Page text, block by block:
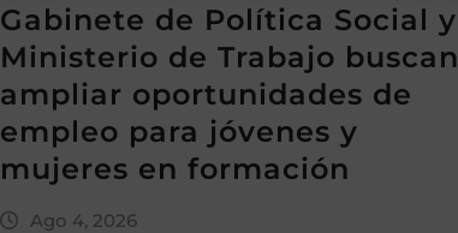
Gabinete de Política Social y
Ministerio de Trabajo buscan
ampliar oportunidades de
empleo para jóvenes y
mujeres en formación
Ago 4, 2026